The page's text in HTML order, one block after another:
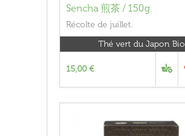
Sencha 煎茶 / 150g
Récolte de juillet.
Thé vert du Japon Bio
15,00 €